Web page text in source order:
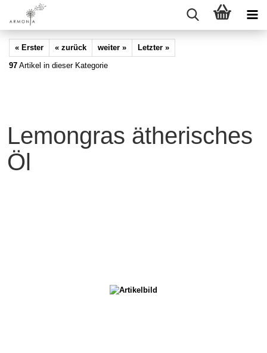
« Erster « zurück weiter »
Letzter »
97 Artikel in dieser Kategorie
Lemongras ätherisches
Öl